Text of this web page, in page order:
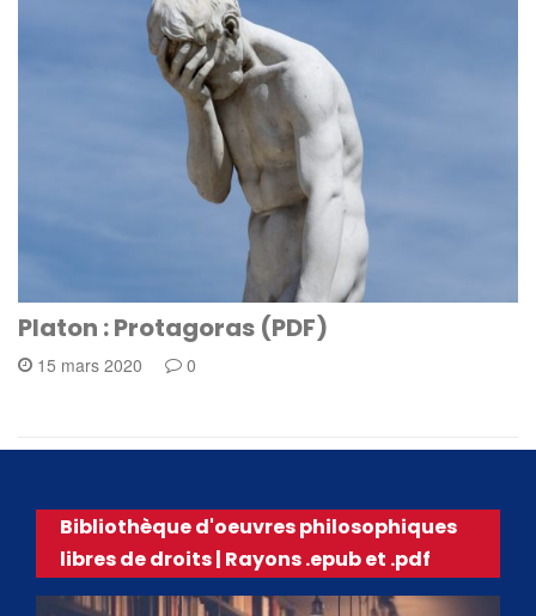
Platon : Protagoras (PDF)
15 mars 2020 0
Bibliothèque d'oeuvres philosophiques
libres de droits | Rayons .epub et .pdf